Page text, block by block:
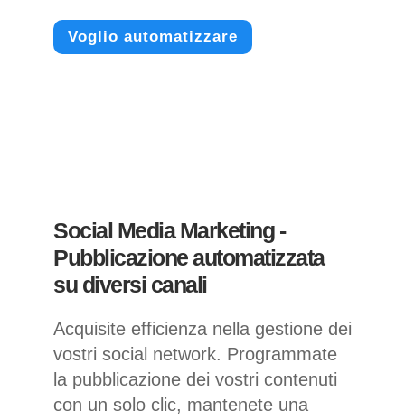
Voglio automatizzare
Social Media Marketing -
Pubblicazione automatizzata
su diversi canali
Acquisite efficienza nella gestione dei
vostri social network. Programmate
la pubblicazione dei vostri contenuti
con un solo clic, mantenete una